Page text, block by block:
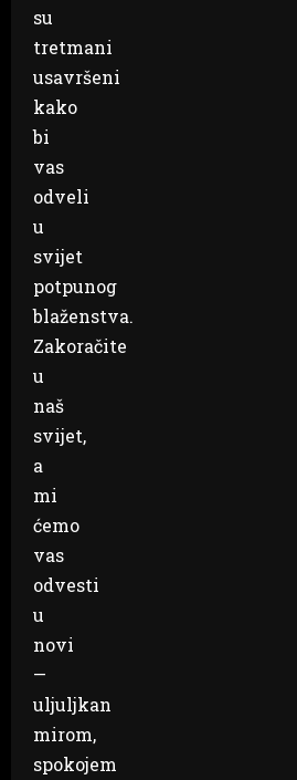
su
tretmani
usavršeni
kako
bi
vas
odveli
u
svijet
potpunog
blaženstva.
Zakoračite
u
naš
svijet,
a
mi
ćemo
vas
odvesti
u
novi
—
uljuljkan
mirom,
spokojem